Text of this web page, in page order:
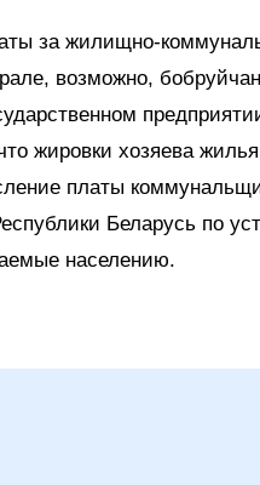
за жилищно-
возможно,
жировки хозяева
платы
Беларусь по
населению.